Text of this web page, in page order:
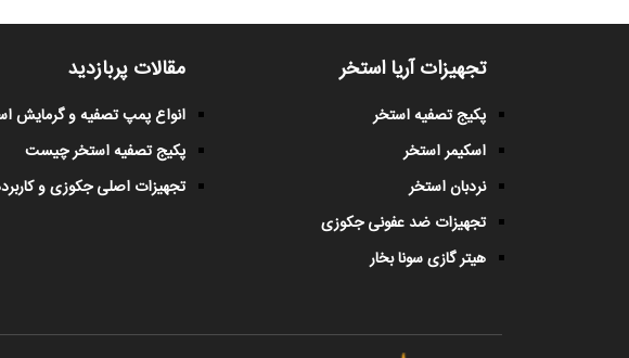
تجهیزات آریا استخر
پکیج تصفیه استخر
اسکیمر استخر
نردبان استخر
تجهیزات ضد عفونی جکوزی
هیتر گازی سونا بخار
مقالات پربازدید
انواع پمپ تصفیه و گرمایش
پکیج تصفیه استخر چیست
تجهیزات اصلی جکوزی و